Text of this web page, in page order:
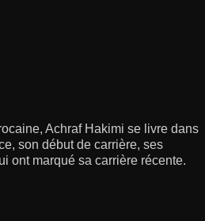
Achraf Hakimi se livre dans
son début de carrière, ses
ont marqué sa carrière récente.